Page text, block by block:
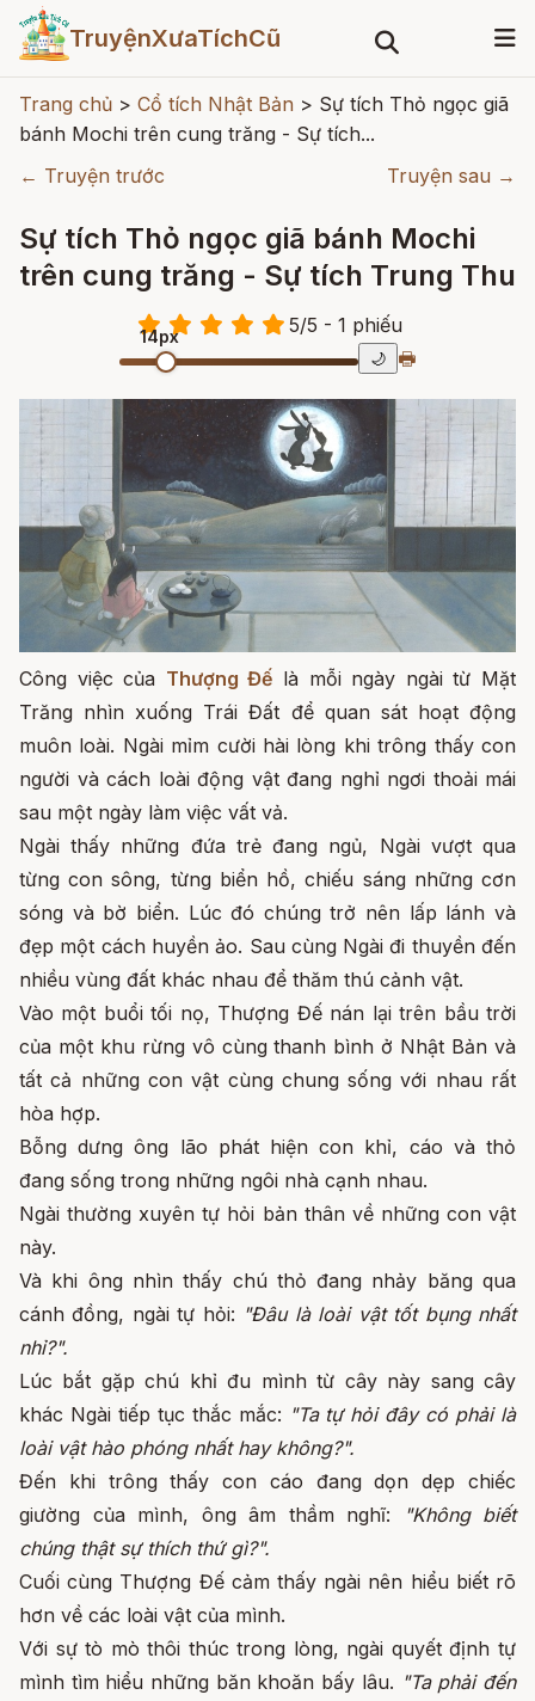
TruyệnXưaTíchCũ
Trang chủ > Cổ tích Nhật Bản > Sự tích Thỏ ngọc giã
bánh Mochi trên cung trăng - Sự tích...
← Truyện trước
Truyện sau →
Sự tích Thỏ ngọc giã bánh Mochi
trên cung trăng - Sự tích Trung Thu
5/5 - 1 phiếu
14px
🌙 🖶
Công việc của Thượng Đế là mỗi ngày ngài từ Mặt
Trăng nhìn xuống Trái Đất để quan sát hoạt động
muôn loài. Ngài mỉm cười hài lòng khi trông thấy con
người và cách loài động vật đang nghỉ ngơi thoải mái
sau một ngày làm việc vất vả.
Ngài thấy những đứa trẻ đang ngủ, Ngài vượt qua
từng con sông, từng biển hồ, chiếu sáng những cơn
sóng và bờ biển. Lúc đó chúng trở nên lấp lánh và
đẹp một cách huyền ảo. Sau cùng Ngài đi thuyền đến
nhiều vùng đất khác nhau để thăm thú cảnh vật.
Vào một buổi tối nọ, Thượng Đế nán lại trên bầu trời
của một khu rừng vô cùng thanh bình ở Nhật Bản và
tất cả những con vật cùng chung sống với nhau rất
hòa hợp.
Bỗng dưng ông lão phát hiện con khỉ, cáo và thỏ
đang sống trong những ngôi nhà cạnh nhau.
Ngài thường xuyên tự hỏi bản thân về những con vật
này.
Và khi ông nhìn thấy chú thỏ đang nhảy băng qua
cánh đồng, ngài tự hỏi: "Đâu là loài vật tốt bụng nhất
nhỉ?".
Lúc bắt gặp chú khỉ đu mình từ cây này sang cây
khác Ngài tiếp tục thắc mắc: "Ta tự hỏi đây có phải là
loài vật hào phóng nhất hay không?".
Đến khi trông thấy con cáo đang dọn dẹp chiếc
giường của mình, ông âm thầm nghĩ: "Không biết
chúng thật sự thích thứ gì?".
Cuối cùng Thượng Đế cảm thấy ngài nên hiểu biết rõ
hơn về các loài vật của mình.
Với sự tò mò thôi thúc trong lòng, ngài quyết định tự
mình tìm hiểu những băn khoăn bấy lâu. "Ta phải đến